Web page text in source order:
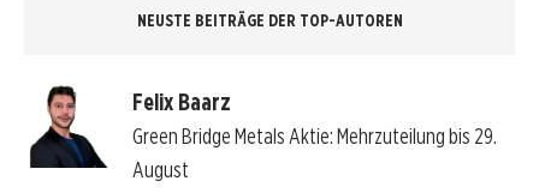
NEUSTE BEITRÄGE DER TOP-AUTOREN
Felix Baarz
Green Bridge Metals Aktie: Mehrzuteilung bis 29.
August